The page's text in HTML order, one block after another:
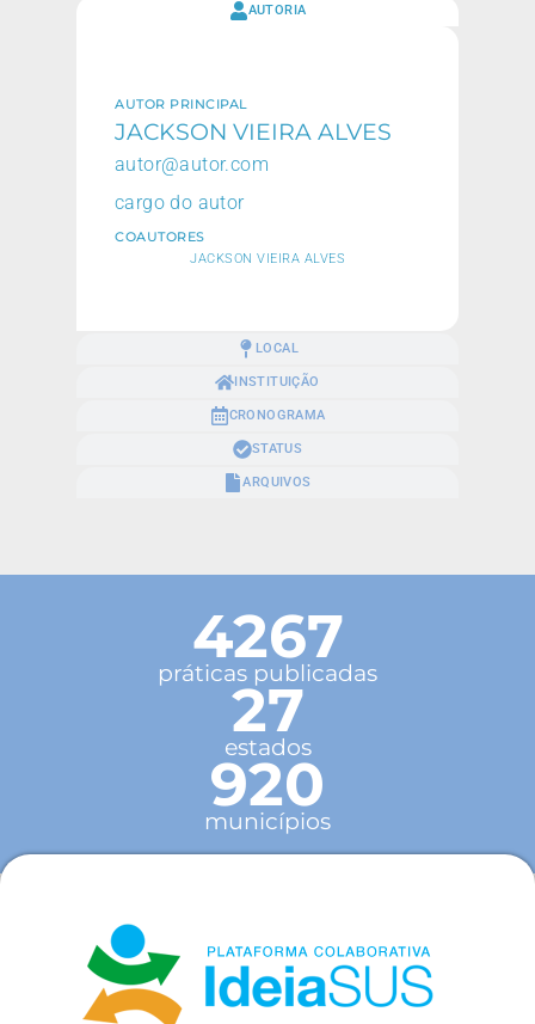
AUTORIA
LOCAL
INSTITUIÇÃO
CRONOGRAMA
STATUS
ARQUIVOS
AUTOR PRINCIPAL
JACKSON VIEIRA ALVES
autor@autor.com
cargo do autor
COAUTORES
JACKSON VIEIRA ALVES
4267
práticas publicadas
27
estados
920
municípios